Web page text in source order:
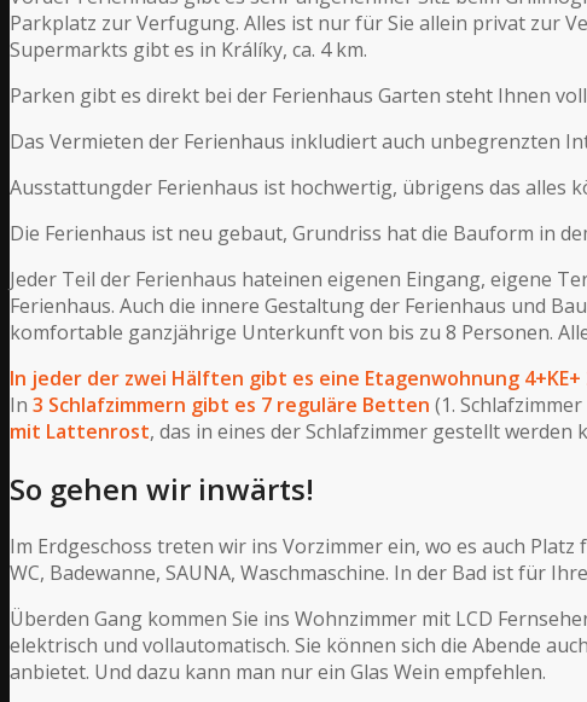
Parkplatz zur Verfugung. Alles ist nur für Sie allein privat zur
Supermarkts gibt es in Králíky, ca. 4 km.
Parken gibt es direkt bei der Ferienhaus Garten steht Ihnen
Das Vermieten der Ferienhaus inkludiert auch unbegrenzten
Ausstattungder Ferienhaus ist hochwertig, übrigens das alles
Die Ferienhaus ist neu gebaut, Grundriss hat die Bauform in
Jeder Teil der Ferienhaus hateinen eigenen Eingang, eigene
Ferienhaus. Auch die innere Gestaltung der Ferienhaus und
komfortable ganzjährige Unterkunft von bis zu 8 Personen.
In jeder der zwei Hälften gibt es eine Etagenwohnung 4+KE+
In 3 Schlafzimmern gibt es 7 reguläre Betten (1.
mit Lattenrost, das in eines der Schlafzimmer gestellt werden
So gehen wir inwärts!
Im Erdgeschoss treten wir ins Vorzimmer ein, wo es auch
WC, Badewanne, SAUNA, Waschmaschine. In der Bad ist für
Überden Gang kommen Sie ins Wohnzimmer mit LCD
elektrisch und vollautomatisch. Sie können sich die Abende
anbietet. Und dazu kann man nur ein Glas Wein empfehlen.